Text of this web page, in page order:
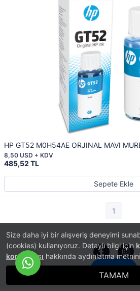
Size daha iyi bir alışveriş deneyimi
(cookies) kullanıyoruz. Detaylı bilgi için
korunması hakkında aydınlatma
TAMAM
HP GT52 M0H54AE ORJINAL MAVI
485,52 TL
8,50 USD + KDV
Sepete Ekle
1
İletişim
PlatinMarket E-Ticaret Sistemi